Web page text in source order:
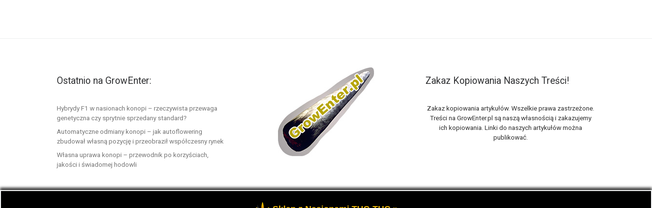
Ostatnio na GrowEnter:
Hybrydy F1 w nasionach konopi – rzeczywista przewaga
genetyczna czy sprytnie sprzedany standard?
Automatyczne odmiany konopi – jak autoflowering
zbudował własną pozycję i przeobraził współczesny rynek
Własna uprawa konopi – przewodnik po korzyściach,
jakości i świadomej hodowli
Zakaz Kopiowania Naszych Treści!
Zakaz kopiowania artykułów. Wszelkie prawa zastrzeżone.
Treści na GrowEnter.pl są naszą własnością i zakazujemy
ich kopiowania. Linki do naszych artykułów można
publikować.